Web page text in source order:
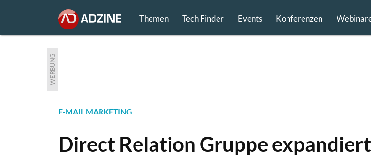
Themen Tech Finder Events Konferenzen
WERBUNG
E-MAIL MARKETING
Direct Relation Gruppe